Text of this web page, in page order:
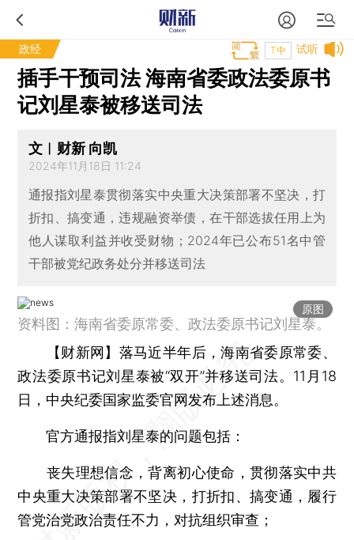
政经 试听
T中
插手干预司法 海南省委政法委原书
记刘星泰被移送司法
文︱财新 向凯
2024年11月18日 11:24
通报指刘星泰贯彻落实中央重大决策部署不坚决，打
折扣、搞变通，违规融资举债，在干部选拔任用上为
他人谋取利益并收受财物；2024年已公布51名中管
干部被党纪政务处分并移送司法
原图
资料图：海南省委原常委、政法委原书记刘星泰。
【财新网】 落马近半年后，海南省委原常委、
政法委原书记刘星泰被“双开”并移送司法。11月18
日，中央纪委国家监委官网发布上述消息。
官方通报指刘星泰的问题包括：
丧失理想信念，背离初心使命，贯彻落实中共
中央重大决策部署不坚决，打折扣、搞变通，履行
管党治党政治责任不力，对抗组织审查；